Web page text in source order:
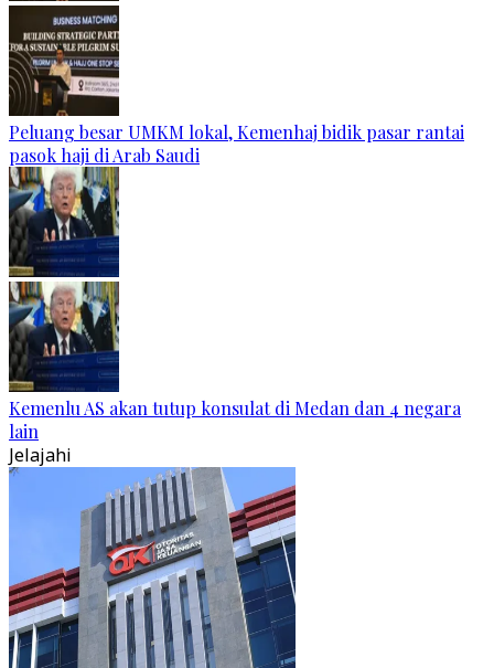
Peluang besar UMKM lokal, Kemenhaj bidik pasar rantai
pasok haji di Arab Saudi
Kemenlu AS akan tutup konsulat di Medan dan 4 negara
lain
Jelajahi